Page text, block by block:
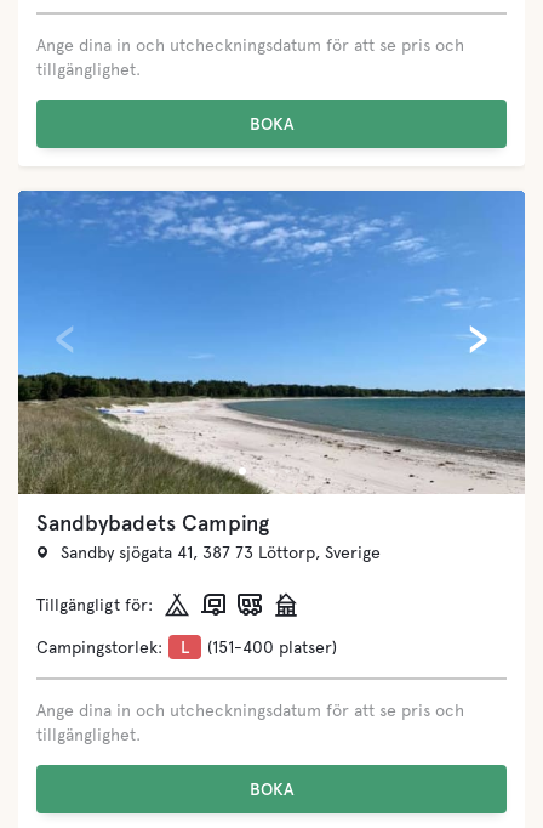
Ange dina in och utcheckningsdatum för att se pris och
tillgänglighet.
BOKA
›
‹
Sandbybadets Camping
Sandby sjögata 41, 387 73 Löttorp, Sverige
Tillgängligt för:
Campingstorlek: L (151-400 platser)
Ange dina in och utcheckningsdatum för att se pris och
tillgänglighet.
BOKA